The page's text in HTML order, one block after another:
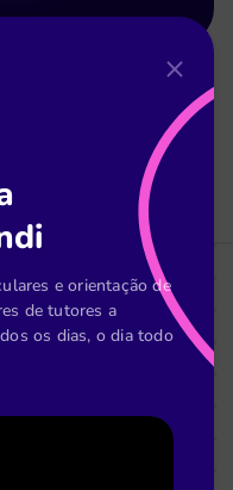
para
a
e orientação de
de tutores a
os dias, o dia todo